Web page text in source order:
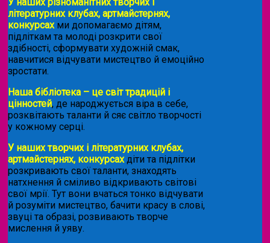
літературних клубах, артмайстернях,
конкурсахми допомагаємо дітям,
підліткам та молоді розкрити свої
здібності, сформувати художній смак,
навчитися відчувати мистецтво й емоційно
зростати.
Наша бібліотека – це світ традицій і
цінностей, де народжується віра в себе,
розквітають таланти й сяє світло творчості
у кожному серці.
У наших творчих і літературних клубах,
артмайстернях, конкурсахдіти та підлітки
розкривають свої таланти, знаходять
натхнення й сміливо відкривають світові
свої мрії. Тут вони вчаться тонко відчувати
й розуміти мистецтво, бачити красу в слові,
звуці та образі, розвивають творче
мислення й уяву.